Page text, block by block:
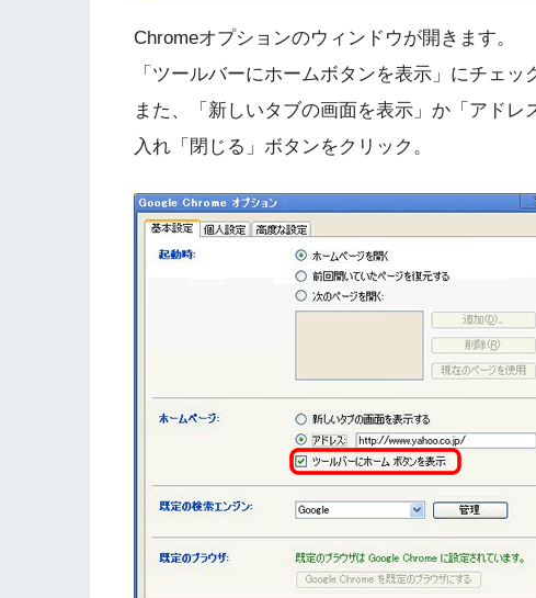
Chromeオプションのウィンドウが開きます。
「ツールバーにホームボタンを表示」にチェッ
また、「新しいタブの画面を表示」か「アド
入れ「閉じる」ボタンをクリック。